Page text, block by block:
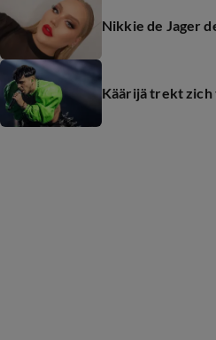
Nikkie de Jager
Käärijä trekt zich